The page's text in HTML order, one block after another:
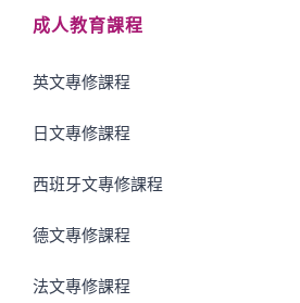
成人教育課程
英文專修課程
日文專修課程
西班牙文專修課程
德文專修課程
法文專修課程